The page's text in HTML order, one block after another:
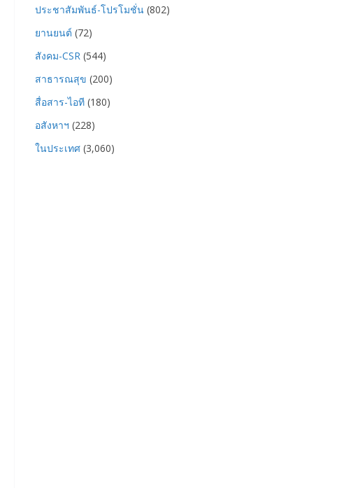
ประชาสัมพันธ์-โปรโมชั่น (802)
ยานยนต์ (72)
สังคม-CSR (544)
สาธารณสุข (200)
สื่อสาร-ไอที (180)
อสังหาฯ (228)
ในประเทศ (3,060)